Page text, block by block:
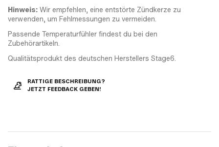
Hinweis: Wir empfehlen, eine entstörte Zündkerze zu
verwenden, um Fehlmessungen zu vermeiden.
Passende Temperaturfühler findest du bei den
Zubehörartikeln.
Qualitätsprodukt des deutschen Herstellers Stage6.
RATTIGE BESCHREIBUNG?
JETZT FEEDBACK GEBEN!